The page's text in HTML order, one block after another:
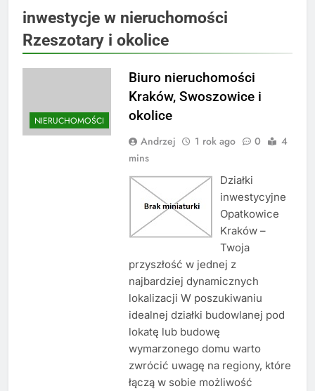
inwestycje w nieruchomości
Rzeszotary i okolice
NIERUCHOMOŚCI
Biuro nieruchomości
Kraków, Swoszowice i
okolice
Andrzej 1 rok ago 0
4
mins
Działki
inwestycyjne
Opatkowice
Kraków –
Twoja
przyszłość w jednej z
najbardziej dynamicznych
lokalizacji W poszukiwaniu
idealnej działki budowlanej pod
lokatę lub budowę
wymarzonego domu warto
zwrócić uwagę na regiony, które
łączą w sobie możliwość